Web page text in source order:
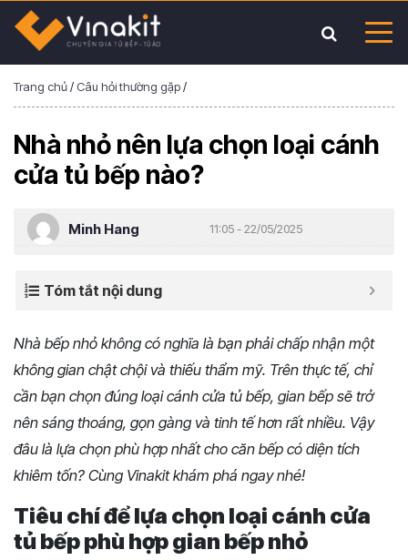
Trang chủ/ Câu hỏi thường gặp/
Nhà nhỏ nên lựa chọn loại cánh
cửa tủ bếp nào?
Minh Hang 11:05 - 22/05/2025
Tóm tắt nội dung
Nhà bếp nhỏ không có nghĩa là bạn phải chấp nhận một
không gian chật chội và thiếu thẩm mỹ. Trên thực tế, chỉ
cần bạn chọn đúng loại cánh cửa tủ bếp, gian bếp sẽ trở
nên sáng thoáng, gọn gàng và tinh tế hơn rất nhiều. Vậy
đâu là lựa chọn phù hợp nhất cho căn bếp có diện tích
khiêm tốn? Cùng Vinakit khám phá ngay nhé!
Tiêu chí để lựa chọn loại cánh cửa
tủ bếp phù hợp gian bếp nhỏ